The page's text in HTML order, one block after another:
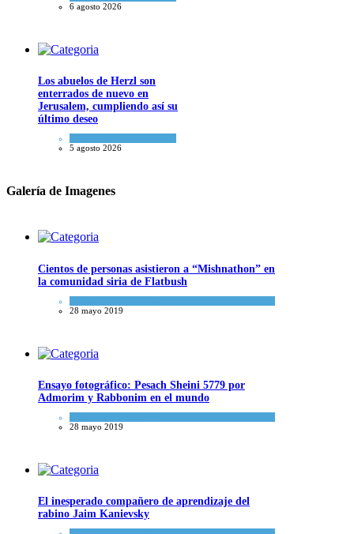
6 agosto 2026
Los abuelos de Herzl son
enterrados de nuevo en
Jerusalem, cumpliendo así su
último deseo
5 agosto 2026
Galería de Imagenes
Cientos de personas asistieron a “Mishnathon” en
la comunidad siria de Flatbush
28 mayo 2019
Ensayo fotográfico: Pesach Sheini 5779 por
Admorim y Rabbonim en el mundo
28 mayo 2019
El inesperado compañero de aprendizaje del
rabino Jaim Kanievsky